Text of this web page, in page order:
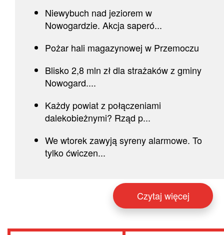
Niewybuch nad jeziorem w
Nowogardzie. Akcja saperó...
Pożar hali magazynowej w Przemoczu
Blisko 2,8 mln zł dla strażaków z gminy
Nowogard....
Każdy powiat z połączeniami
dalekobieżnymi? Rząd p...
We wtorek zawyją syreny alarmowe. To
tylko ćwiczen...
Czytaj więcej